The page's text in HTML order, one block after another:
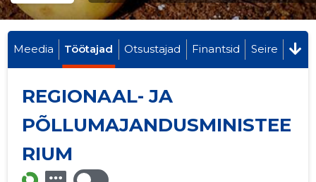
Meedia Töötajad Otsustajad Finantsid Seire
REGIONAAL- JA
PÕLLUMAJANDUSMINISTEE
RIUM